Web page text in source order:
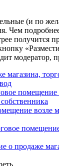
(и по
Чем
получится
модератор,
магазина,
помещение
возле
о продаже